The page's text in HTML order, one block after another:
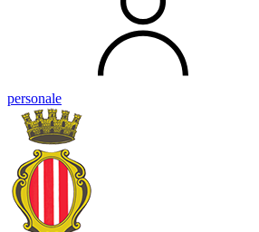
personale